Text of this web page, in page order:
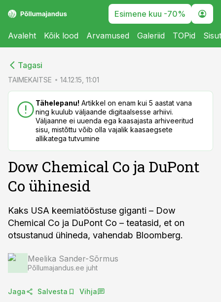
Esimene kuu -70%
Avaleht Kõik lood Arvamused Galeriid TOPid
Tagasi
TAIMEKAITSE 14.12.15, 11:01
Tähelepanu! Artikkel on enam kui 5 aastat vana
ning kuulub väljaande digitaalsesse arhiivi.
Väljaanne ei uuenda ega kaasajasta arhiveeritud
sisu, mistõttu võib olla vajalik kaasaegsete
allikatega tutvumine
Dow Chemical Co ja DuPont
Co ühinesid
Kaks USA keemiatööstuse giganti – Dow
Chemical Co ja DuPont Co – teatasid, et on
otsustanud ühineda, vahendab Bloomberg.
Meelika Sander-Sõrmus
Põllumajandus.ee juht
Jaga Salvesta Vihja